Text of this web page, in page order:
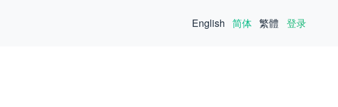
English 简体 繁體 登录